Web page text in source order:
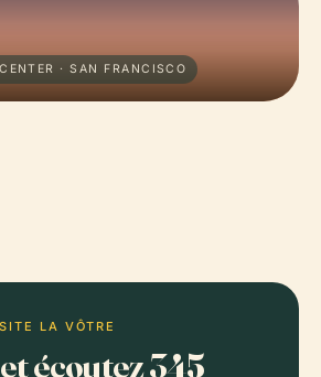
· SAN FRANCISCO
LA VÔTRE
écoutez 345